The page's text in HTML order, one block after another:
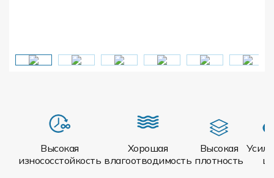
Высокая
износосстойкость
Хорошая
влагоотводимость
Высокая
плотность